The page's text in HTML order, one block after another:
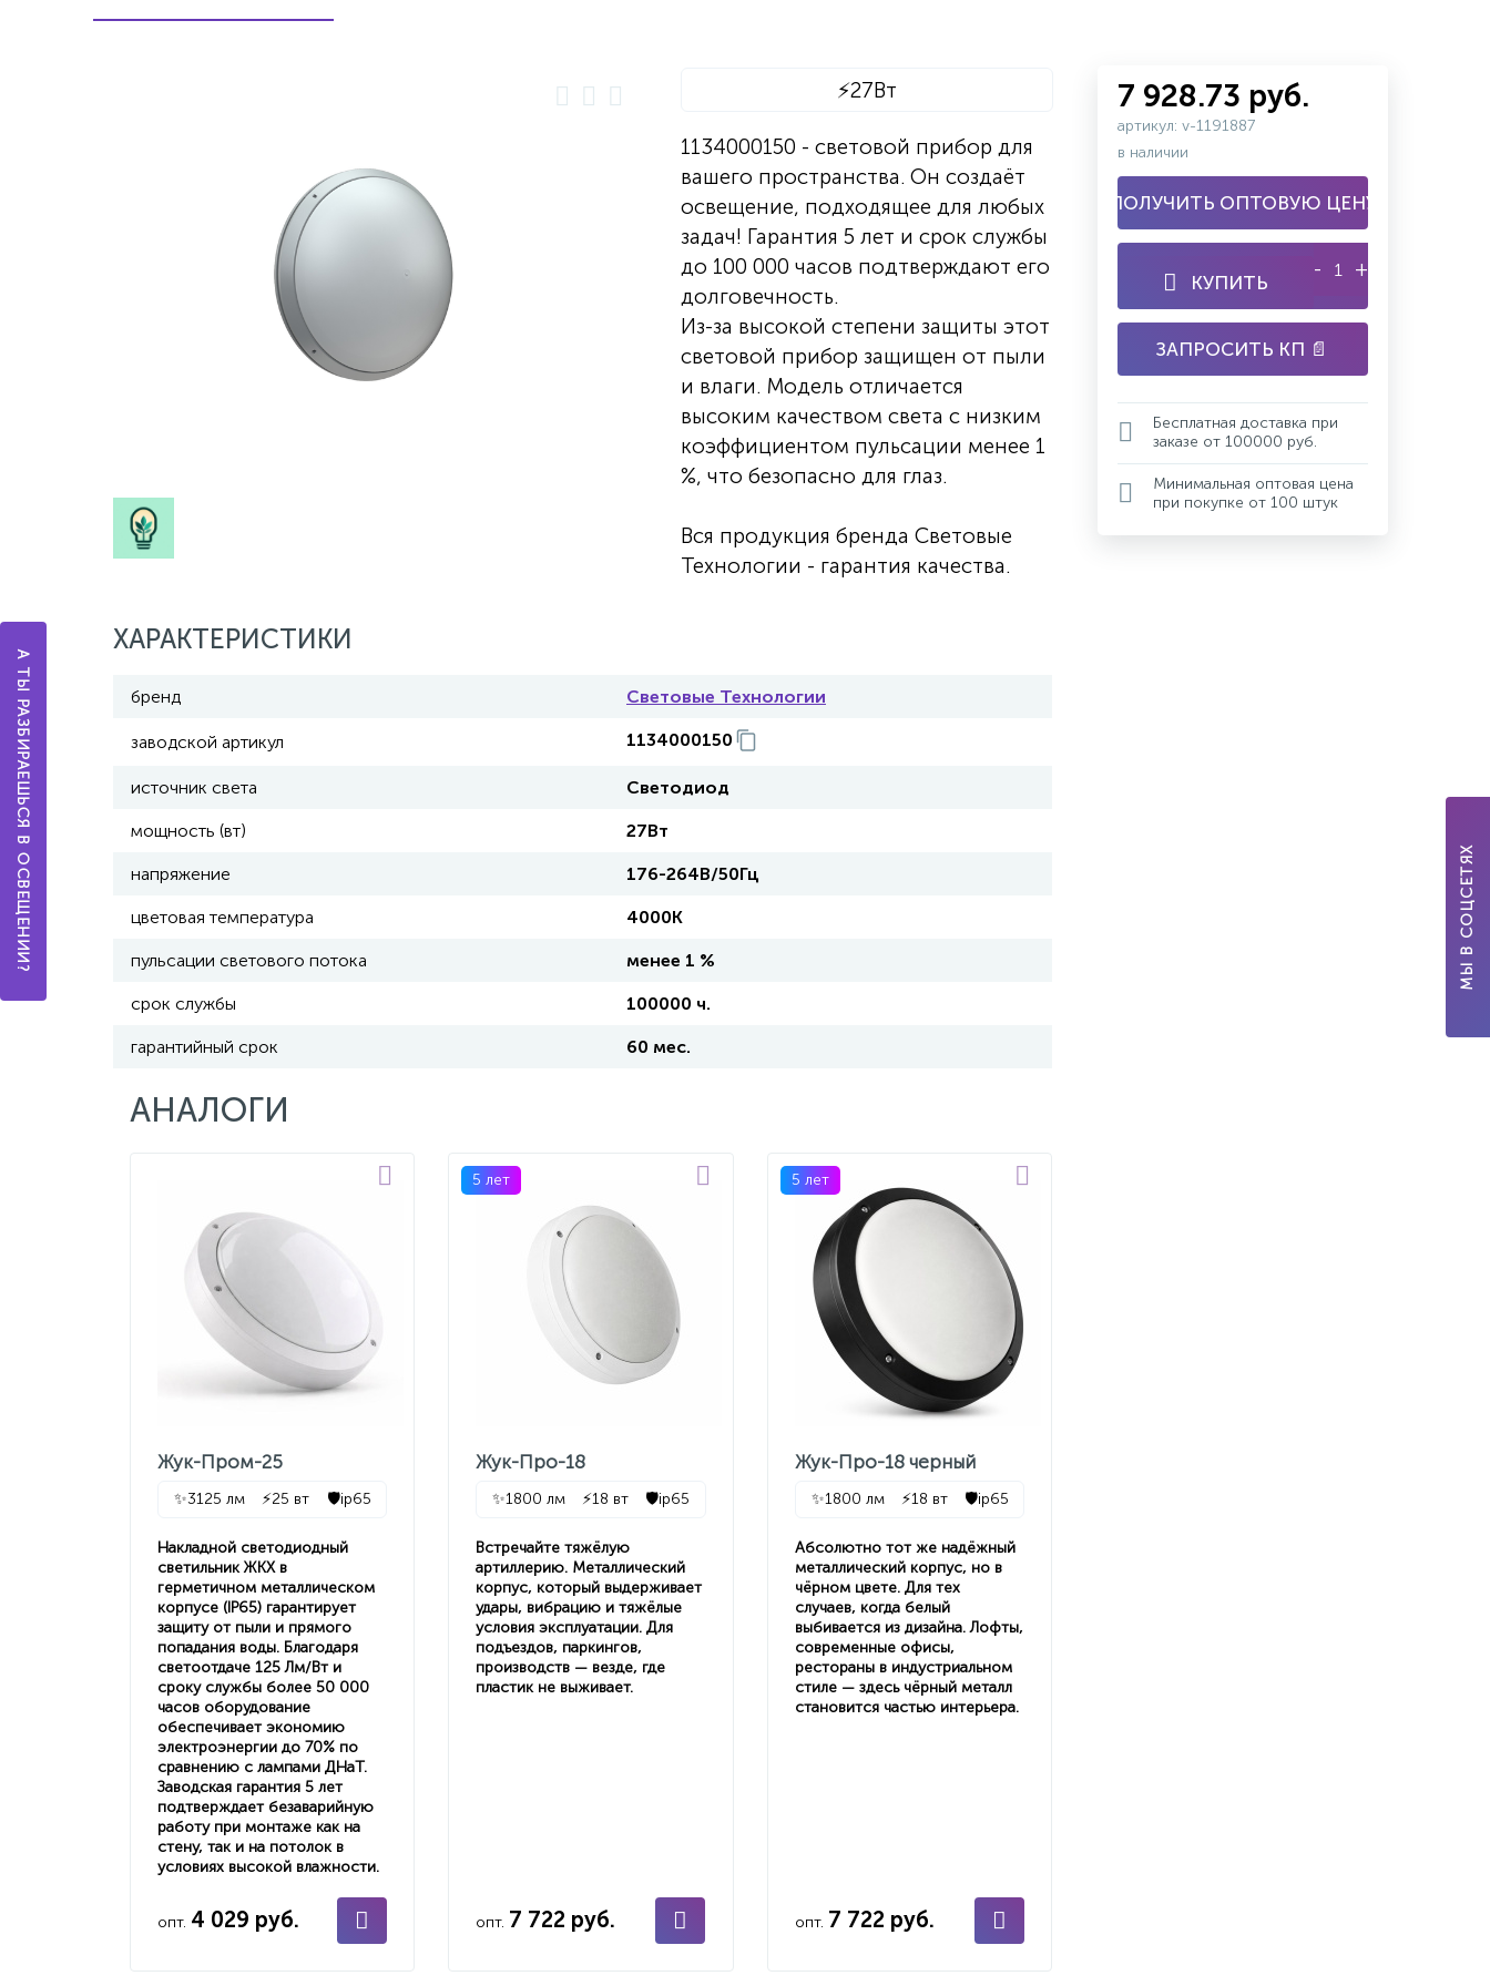
⚡27Вт
1134000150 - световой прибор для
вашего пространства. Он создаёт
освещение, подходящее для любых
задач! Гарантия 5 лет и срок службы
до 100 000 часов подтверждают его
долговечность.
Из-за высокой степени защиты этот
световой прибор защищен от пыли
и влаги. Модель отличается
высоким качеством света с низким
коэффициентом пульсации менее 1
%, что безопасно для глаз.
Вся продукция бренда Световые
Технологии - гарантия качества.
ХАРАКТЕРИСТИКИ
бренд Световые Технологии
заводской артикул 1134000150
источник света Светодиод
мощность (вт) 27Вт
напряжение 176-264В/50Гц
цветовая температура 4000К
пульсации светового потока менее 1 %
срок службы 100000 ч.
гарантийный срок 60 мес.
АНАЛОГИ
Жук-Пром-25
✨3125 лм ⚡25 вт 🛡️ip65
Накладной светодиодный
светильник ЖКХ в
герметичном металлическом
корпусе (IP65) гарантирует
защиту от пыли и прямого
попадания воды. Благодаря
светоотдаче 125 Лм/Вт и
сроку службы более 50 000
часов оборудование
обеспечивает экономию
электроэнергии до 70% по
сравнению с лампами ДНаТ.
Заводская гарантия 5 лет
подтверждает безаварийную
работу при монтаже как на
стену, так и на потолок в
условиях высокой влажности.
опт. 4 029 руб.
5 лет
Жук-Про-18
✨1800 лм ⚡18 вт 🛡️ip65
Встречайте тяжёлую
артиллерию. Металлический
корпус, который выдерживает
удары, вибрацию и тяжёлые
условия эксплуатации. Для
подъездов, паркингов,
производств — везде, где
пластик не выживает.
опт. 7 722 руб.
5 лет
Жук-Про-18 черный
✨1800 лм ⚡18 вт 🛡️ip65
Абсолютно тот же надёжный
металлический корпус, но в
чёрном цвете. Для тех
случаев, когда белый
выбивается из дизайна. Лофты,
современные офисы,
рестораны в индустриальном
стиле — здесь чёрный металл
становится частью интерьера.
опт. 7 722 руб.
7 928.73 руб.
артикул: v-1191887
в наличии
ПОЛУЧИТЬ ОПТОВУЮ ЦЕНУ
КУПИТЬ
- +
ЗАПРОСИТЬ КП 📄
Бесплатная доставка при
заказе от 100000 руб.
Минимальная оптовая цена
при покупке от 100 штук
МЫ В СОЦСЕТЯХ
А ТЫ РАЗБИРАЕШЬСЯ В ОСВЕЩЕНИИ?